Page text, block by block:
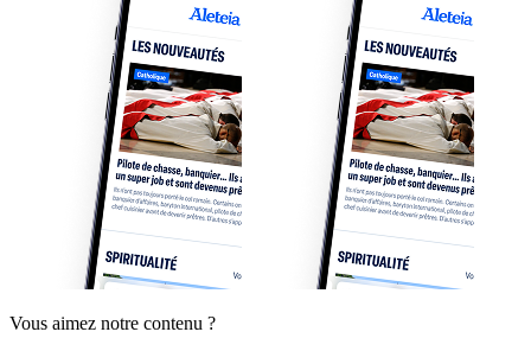
Vous aimez notre contenu ?